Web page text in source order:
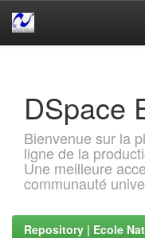
DSpace
Bienvenue sur la
ligne de la
Une meilleure
communauté
Repository | Ecole